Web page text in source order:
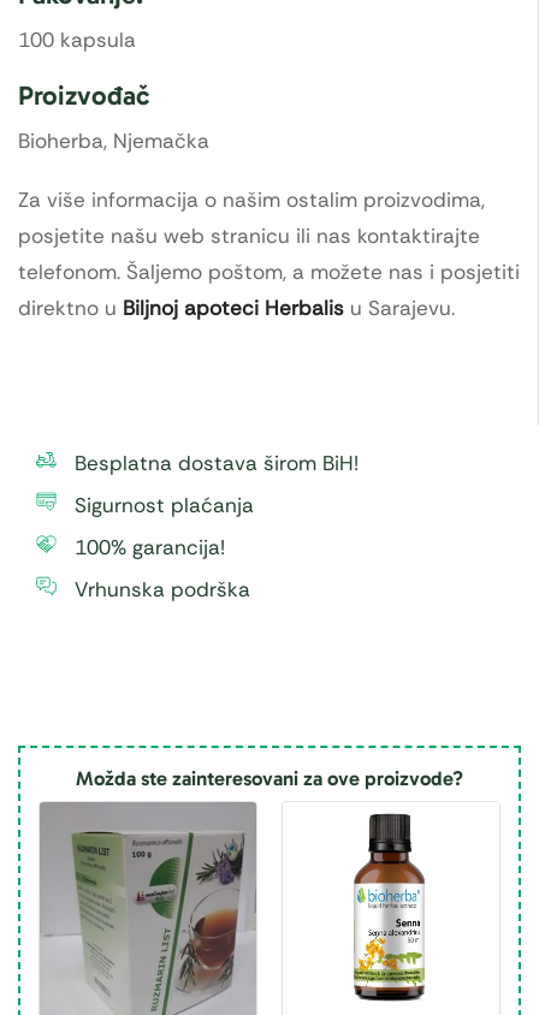
100 kapsula
Proizvođač
Bioherba, Njemačka
Za više informacija o našim ostalim proizvodima,
posjetite našu web stranicu ili nas kontaktirajte
telefonom. Šaljemo poštom, a možete nas i posjetiti
direktno u Biljnoj apoteci Herbalis u Sarajevu.
Besplatna dostava širom BiH!
Sigurnost plaćanja
100% garancija!
Vrhunska podrška
Možda ste zainteresovani za ove proizvode?